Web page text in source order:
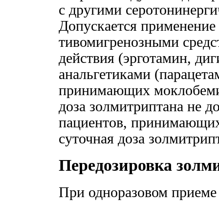
с другими
Допускается
тивомигренозными
действия (эрготамин,
анальгетиками
принимающих
доза золмитриптана не
пациентов,
суточная доза
Передозировка
При одноразовом приеме